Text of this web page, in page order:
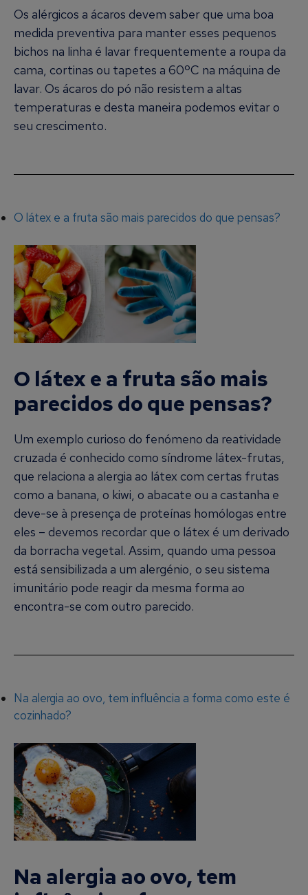
Os alérgicos a ácaros devem saber que uma boa
medida preventiva para manter esses pequenos
bichos na linha é lavar frequentemente a roupa da
cama, cortinas ou tapetes a 60ºC na máquina de
lavar. Os ácaros do pó não resistem a altas
temperaturas e desta maneira podemos evitar o
seu crescimento.
O látex e a fruta são mais parecidos do que pensas?
O látex e a fruta são mais
parecidos do que pensas?
Um exemplo curioso do fenómeno da reatividade
cruzada é conhecido como síndrome látex-frutas,
que relaciona a alergia ao látex com certas frutas
como a banana, o kiwi, o abacate ou a castanha e
deve-se à presença de proteínas homólogas entre
eles – devemos recordar que o látex é um derivado
da borracha vegetal. Assim, quando uma pessoa
está sensibilizada a um alergénio, o seu sistema
imunitário pode reagir da mesma forma ao
encontra-se com outro parecido.
Na alergia ao ovo, tem influência a forma como este é
cozinhado?
Na alergia ao ovo, tem